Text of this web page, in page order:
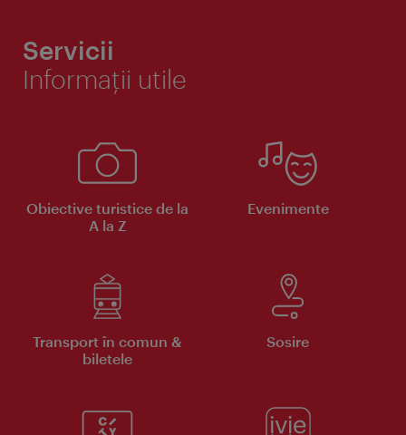
Servicii
Informaţii utile
Obiective turistice de la
A la Z
Evenimente
Transport în comun &
biletele
Sosire